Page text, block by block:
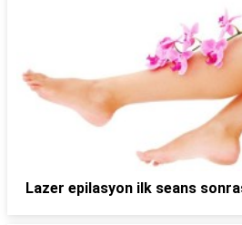
Lazer epilasyon ilk seans